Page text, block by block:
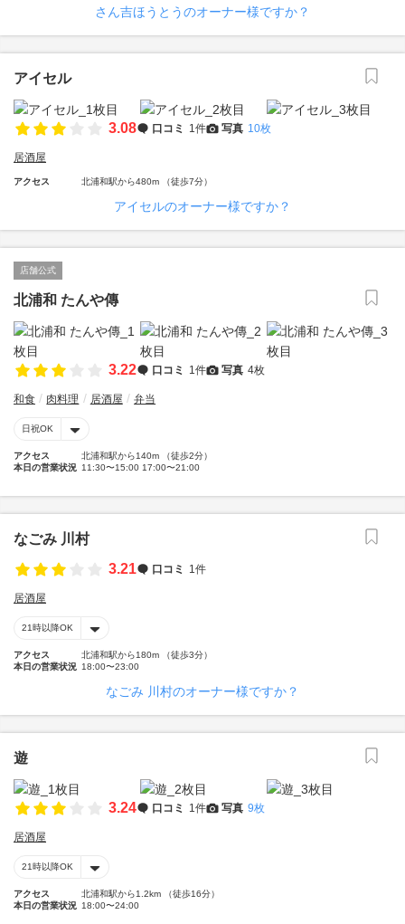
さん吉ほうとうのオーナー様ですか？
アイセル
3.08 口コミ 1件 写真 10枚
居酒屋
アクセス 北浦和駅から480m （徒歩7分）
アイセルのオーナー様ですか？
店舗公式
北浦和 たんや傳
3.22 口コミ 1件 写真 4枚
和食 肉料理 居酒屋 弁当
日祝OK
アクセス
北浦和駅から140m （徒歩2分）
本日の営業状況 11:30〜15:00 17:00〜21:00
なごみ 川村
3.21
口コミ 1件
居酒屋
21時以降OK
アクセス
北浦和駅から180m （徒歩3分）
本日の営業状況 18:00〜23:00
なごみ 川村のオーナー様ですか？
遊
3.24 口コミ 1件 写真 9枚
居酒屋
21時以降OK
アクセス
北浦和駅から1.2km （徒歩16分）
本日の営業状況 18:00〜24:00